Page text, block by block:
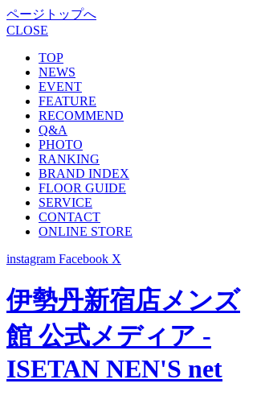
ページトップへ
CLOSE
TOP
NEWS
EVENT
FEATURE
RECOMMEND
Q&A
PHOTO
RANKING
BRAND INDEX
FLOOR GUIDE
SERVICE
CONTACT
ONLINE STORE
instagram Facebook X
伊勢丹新宿店メンズ
館 公式メディア -
ISETAN NEN'S net